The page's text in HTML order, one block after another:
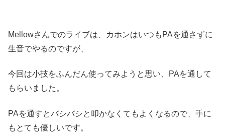
Mellowさんでのライブは、カホンはいつもPAを通さずに
生音でやるのですが、
今回は小技をふんだん使ってみようと思い、PAを通して
もらいました。
PAを通すとバシバシと叩かなくてもよくなるので、手に
もとても優しいです。